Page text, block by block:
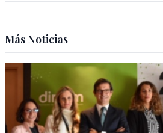
Más Noticias